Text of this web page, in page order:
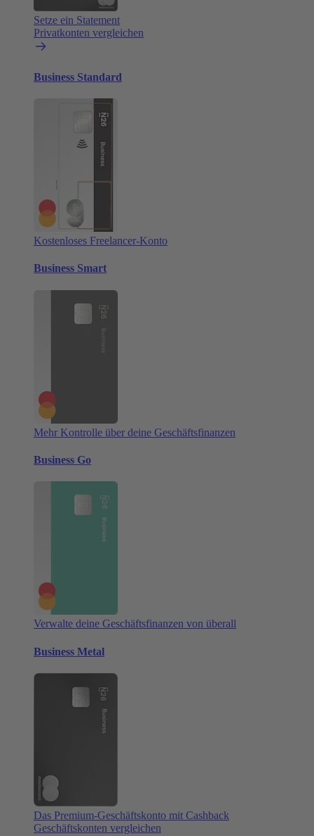
Setze ein Statement
Privatkonten vergleichen
Business Standard
Kostenloses Freelancer-Konto
Business Smart
Mehr Kontrolle über deine Geschäftsfinanzen
Business Go
Verwalte deine Geschäftsfinanzen von überall
Business Metal
Das Premium-Geschäftskonto mit Cashback
Geschäftskonten vergleichen